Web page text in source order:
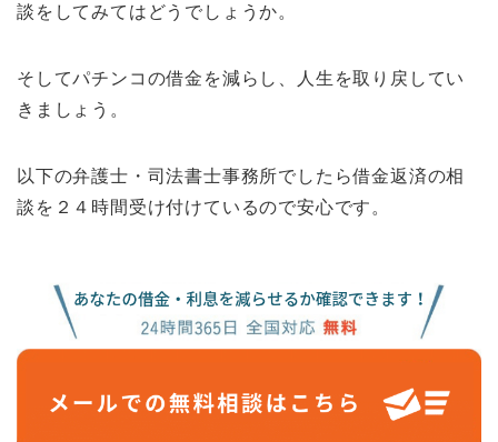
談をしてみてはどうでしょうか。
そしてパチンコの借金を減らし、人生を取り戻してい
きましょう。
以下の弁護士・司法書士事務所でしたら借金返済の相
談を２４時間受け付けているので安心です。